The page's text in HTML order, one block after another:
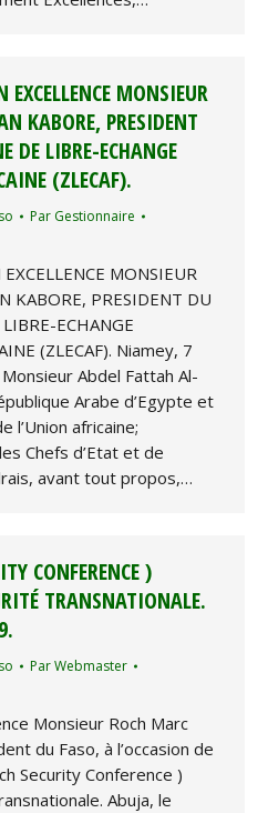
MONSIEUR
KABORE, PRESIDENT
DE LIBRE-ECHANGE
(ZLECAF).
Par Gestionnaire
MONSIEUR
KABORE, PRESIDENT DU
ECHANGE
(ZLECAF). Niamey, 7
Abdel Fattah Al-
Arabe d’Egypte et
l’Union africaine;
Chefs d’Etat et de
avant tout propos,…
CONFERENCE )
TRANSNATIONALE.
ParWebmaster
Monsieur Roch Marc
du Faso, à l’occasion de
Security Conference )
Abuja, le